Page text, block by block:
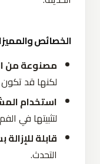
الخصائص
مصنوعة من
لكنها قد
استخدام
لتثبيتها في
قابلة
التحدث.